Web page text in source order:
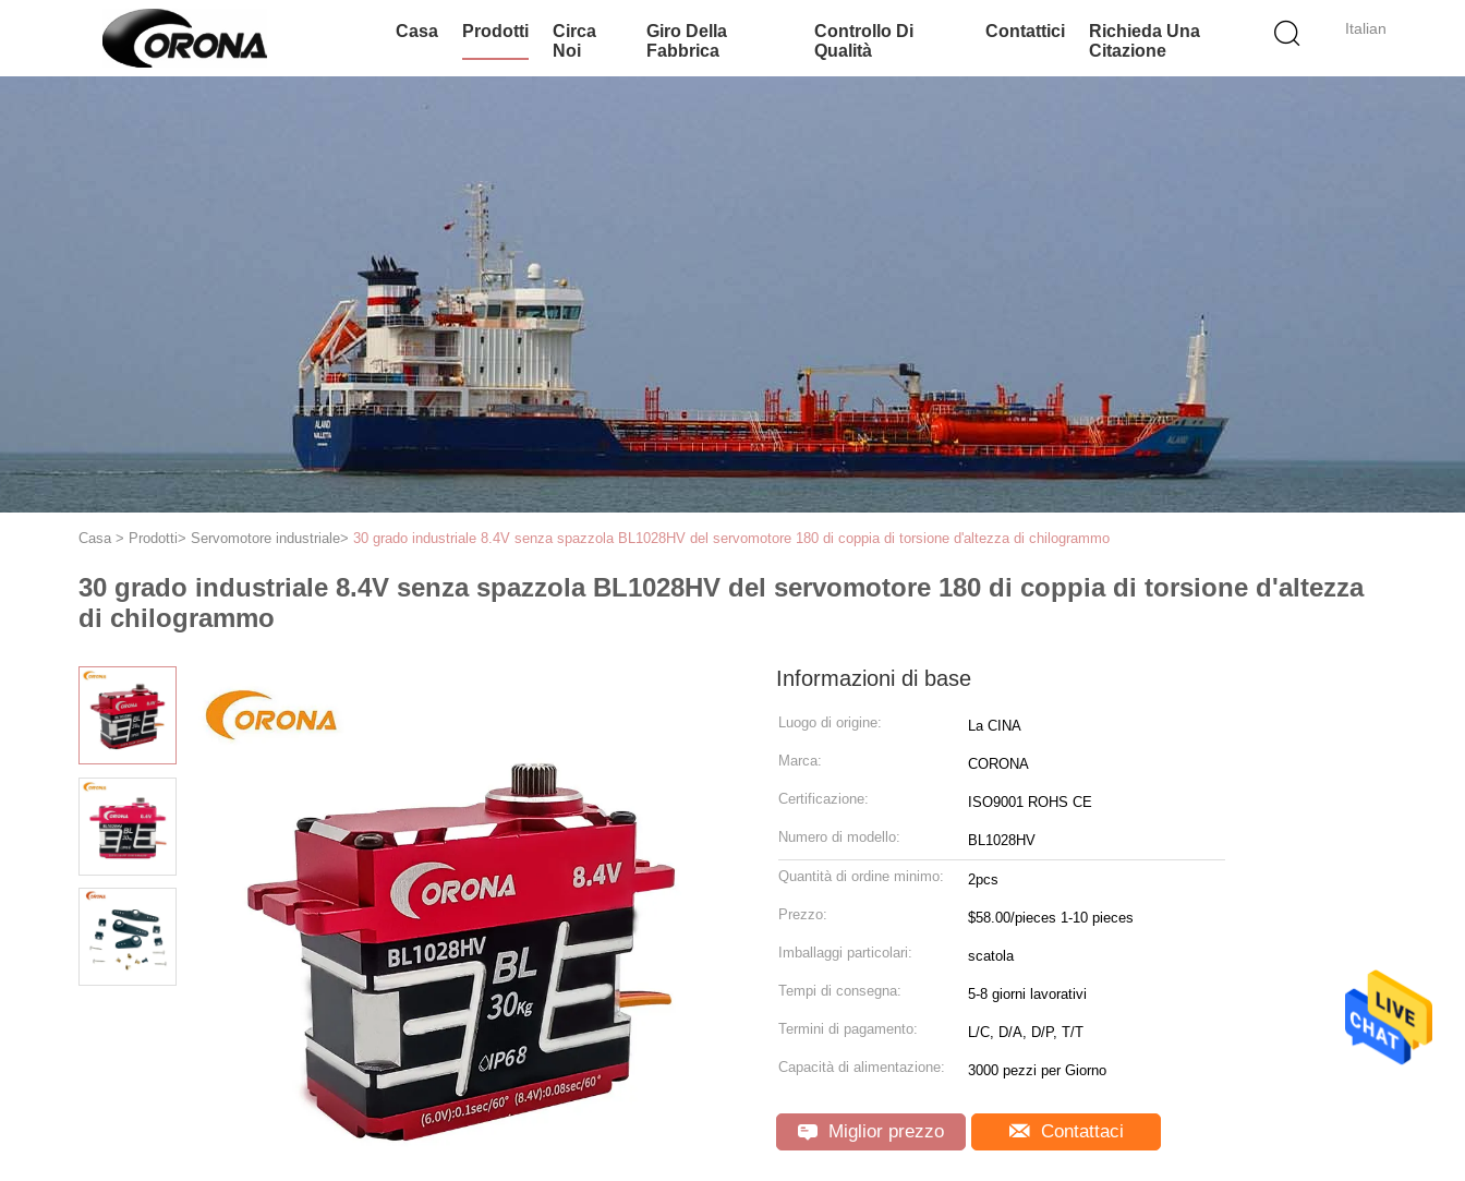
Italian
Casa Prodotti
Circa
Noi
Giro Della
Fabbrica
Controllo Di
Qualità
Contattici
Richieda Una
Citazione
Casa > Prodotti> Servomotore industriale> 30 grado industriale 8.4V senza spazzola BL1028HV del servomotore 180 di coppia di torsione d'altezza di chilogrammo
30 grado industriale 8.4V senza spazzola BL1028HV del servomotore 180 di coppia di torsione d'altezza
di chilogrammo
Informazioni di base
Luogo di origine: La CINA
Marca: CORONA
Certificazione: ISO9001 ROHS CE
Numero di modello: BL1028HV
Quantità di ordine minimo: 2pcs
Prezzo: $58.00/pieces 1-10 pieces
Imballaggi particolari: scatola
Tempi di consegna: 5-8 giorni lavorativi
Termini di pagamento: L/C, D/A, D/P, T/T
Capacità di alimentazione: 3000 pezzi per Giorno
Miglior prezzo Contattaci